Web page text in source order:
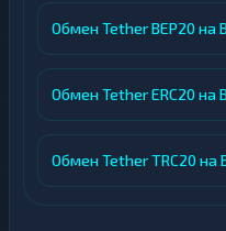
Обмен Tether BEP20 на
Обмен Tether ERC20 на
Обмен Tether TRC20 на